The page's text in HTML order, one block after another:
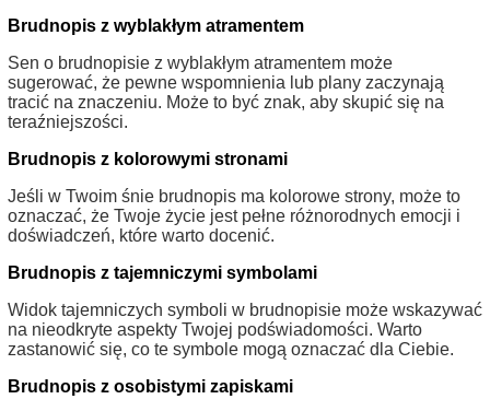
Brudnopis z wyblakłym atramentem
Sen o brudnopisie z wyblakłym atramentem może
sugerować, że pewne wspomnienia lub plany zaczynają
tracić na znaczeniu. Może to być znak, aby skupić się na
teraźniejszości.
Brudnopis z kolorowymi stronami
Jeśli w Twoim śnie brudnopis ma kolorowe strony, może to
oznaczać, że Twoje życie jest pełne różnorodnych emocji i
doświadczeń, które warto docenić.
Brudnopis z tajemniczymi symbolami
Widok tajemniczych symboli w brudnopisie może wskazywać
na nieodkryte aspekty Twojej podświadomości. Warto
zastanowić się, co te symbole mogą oznaczać dla Ciebie.
Brudnopis z osobistymi zapiskami